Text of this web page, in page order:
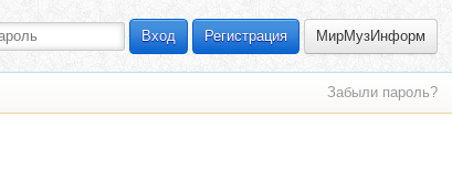
Вход Регистрация МирМузИнформ
Забыли пароль?